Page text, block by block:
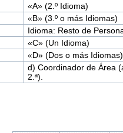
«A» (2.º Idioma)
«B» (3.º o más Idiomas)
Idioma: Resto de
«C» (Un Idioma)
«D» (Dos o más Idiomas)
d) Coordinador de Área
2.ª).